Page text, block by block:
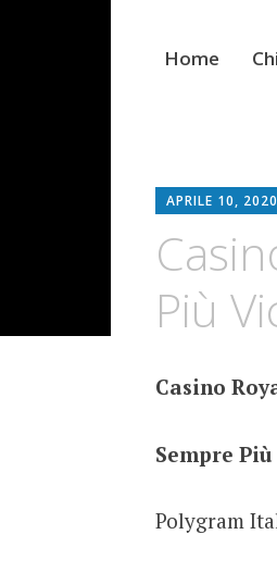
Home
APRILE 10, 2020
Più
Casino
Sempre
Polygram